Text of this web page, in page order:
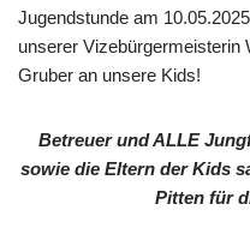
Jugendstunde am
unserer Vizebürgermeisterin
Gruber an unsere Kids!
Betreuer und ALLE
sowie die Eltern der Kids
Pitten für